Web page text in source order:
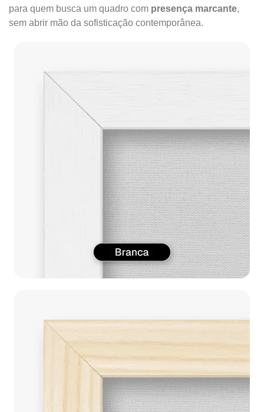
para quem busca um quadro com presença marcante,
sem abrir mão da sofisticação contemporânea.